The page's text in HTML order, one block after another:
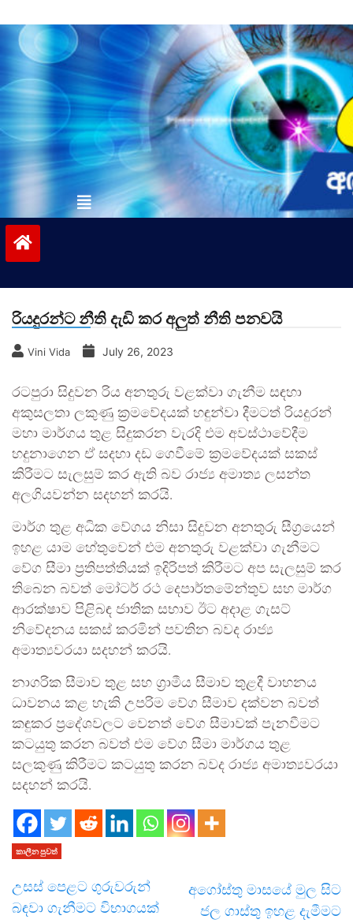
to
contentvinivida.lk
රියදුරන්ට නීති දැඩි කර අලුත් නීති පනවයි
Vini Vida July 26, 2023
රටපුරා සිදුවන රිය අනතුරු වළක්වා ගැනීම සඳහා
අකුසලතා ලකුණු ක්‍රමවේදයක් හඳුන්වා දීමටත් රියදුරන්
මහා මාර්ගය තුළ සිදුකරන වැරදි එම අවස්ථාවේදීම
හදුනාගෙන ඒ සදහා දඩ ගෙවීමේ ක්‍රමවේදයක් සකස්
කිරීමට සැලසුම් කර ඇති බව රාජ්‍ය අමාත්‍ය ලසන්ත
අලගියවන්න සදහන් කරයි.
මාර්ග තුළ අධික වේගය නිසා සිදුවන අනතුරු සීග්‍රයෙන්
ඉහළ යාම හේතුවෙන් එම අනතුරු වළක්වා ගැනීමට
වේග සීමා ප්‍රතිපත්තියක් ඉදිරිපත් කිරීමට අප සැලසුම් කර
තිබෙන බවත් මෝටර් රථ දෙපාර්තමේන්තුව සහ මාර්ග
ආරක්ෂාව පිළිබඳ ජාතික සභාව ඊට අදාළ ගැසට්
නිවේදනය සකස් කරමින් පවතින බවද රාජ්‍ය
අමාත්‍යවරයා සදහන් කරයි.
නාගරික සීමාව තුළ සහ ග්‍රාමීය සීමාව තුළදී වාහනය
ධාවනය කළ හැකි උපරිම වේග සීමාව දක්වන බවත්
කඳුකර ප්‍රදේශවලට වෙනත් වේග සීමාවක් පැනවීමට
කටයුතු කරන බවත් එම වේග සීමා මාර්ගය තුළ
සලකුණු කිරීමට කටයුතු කරන බවද රාජ්‍ය අමාත්‍යවරයා
සදහන් කරයි.
කාලීන පුවත්
උසස් පෙළට ගුරුවරුන්
බඳවා ගැනීමට විභාගයක්
අගෝස්තු මාසයේ මුල සිට
ජල ගාස්තු ඉහළ දැමීමට